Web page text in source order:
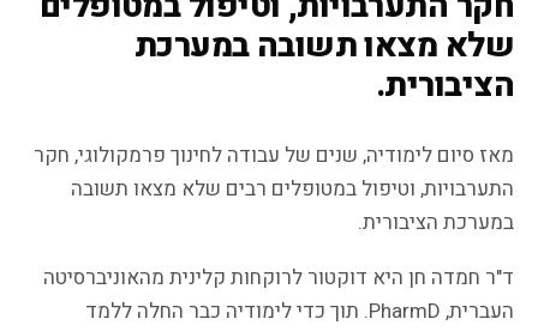
שלא מצאו תשובה במערכת
הציבורית.
מאז סיום לימודיה, שנים של עבודה לחינוך פרמקולוגי, חקר
התערבויות, וטיפול במטופלים רבים שלא מצאו תשובה
במערכת הציבורית.
ד"ר חמדה חן היא דוקטור לרוקחות קלינית מהאוניברסיטה
העברית, PharmD. תוך כדי לימודיה כבר החלה ללמד